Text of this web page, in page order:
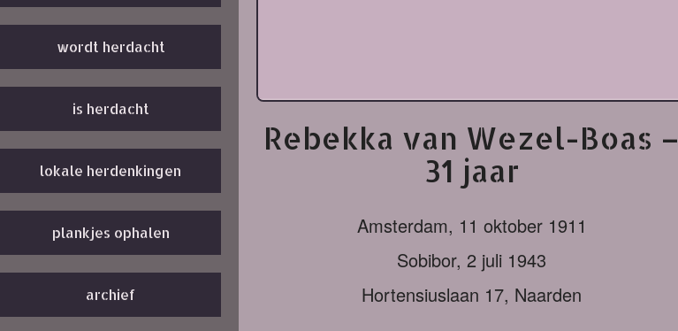
wordt herdacht
is herdacht
lokale herdenkingen
plankjes ophalen
archief
Rebekka van Wezel-Boas –
31 jaar
Amsterdam, 11 oktober 1911
Sobibor, 2 juli 1943
Hortensiuslaan 17, Naarden